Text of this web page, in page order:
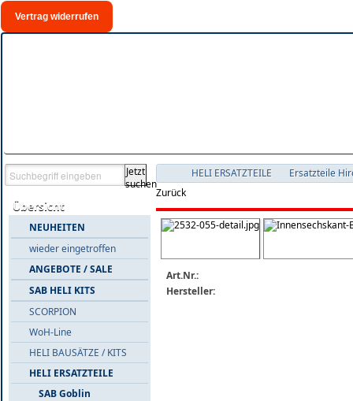
Vertrag widerrufen
Jetzt
suchen
Übersicht
NEUHEITEN
wieder eingetroffen
ANGEBOTE / SALE
SAB HELI KITS
SCORPION
WoH-Line
HELI BAUSÄTZE / KITS
HELI ERSATZTEILE
SAB Goblin
HELI ERSATZTEILE
Ersatzteile
Zurück
Art.Nr.:
Hersteller: